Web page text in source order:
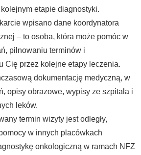
etapie diagnostyki.
wpisano dane koordynatora
– to osoba, która może pomóc w
pilnowaniu terminów i
Cię przez kolejne etapy leczenia.
dokumentację medyczną, w
opisy obrazowe, wypisy ze szpitala i
leków.
termin wizyty jest odległy,
w innych placówkach
onkologiczną w ramach NFZ